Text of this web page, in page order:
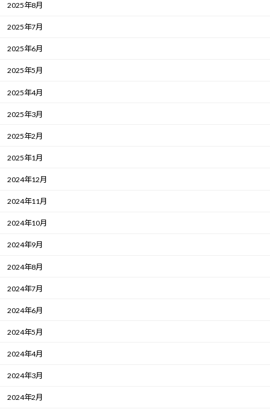
2025年8月
2025年7月
2025年6月
2025年5月
2025年4月
2025年3月
2025年2月
2025年1月
2024年12月
2024年11月
2024年10月
2024年9月
2024年8月
2024年7月
2024年6月
2024年5月
2024年4月
2024年3月
2024年2月